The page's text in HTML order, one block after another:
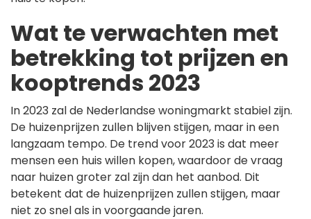
Wat te verwachten met
betrekking tot prijzen en
kooptrends 2023
In 2023 zal de Nederlandse woningmarkt stabiel zijn.
De huizenprijzen zullen blijven stijgen, maar in een
langzaam tempo. De trend voor 2023 is dat meer
mensen een huis willen kopen, waardoor de vraag
naar huizen groter zal zijn dan het aanbod. Dit
betekent dat de huizenprijzen zullen stijgen, maar
niet zo snel als in voorgaande jaren.